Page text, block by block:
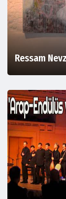
Ressam